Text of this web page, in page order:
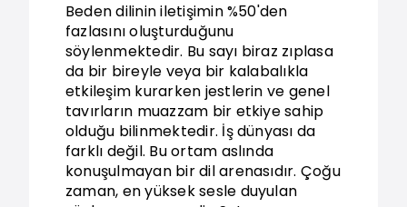
Beden dilinin iletişimin %50'den
fazlasını oluşturduğunu
söylenmektedir. Bu sayı biraz zıplasa
da bir bireyle veya bir kalabalıkla
etkileşim kurarken jestlerin ve genel
tavırların muazzam bir etkiye sahip
olduğu bilinmektedir. İş dünyası da
farklı değil. Bu ortam aslında
konuşulmayan bir dil arenasıdır. Çoğu
zaman, en yüksek sesle duyulan